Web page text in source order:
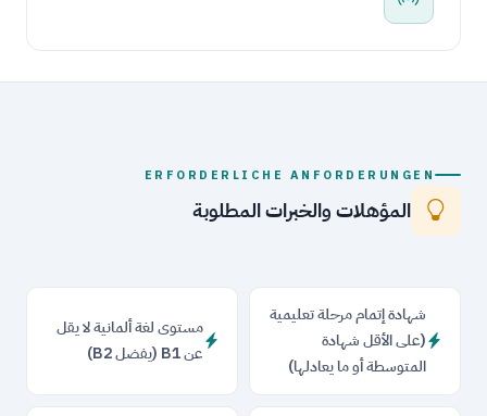
ERFORDERLICHE ANFORDERUNGEN
المؤهلات والخبرات المطلوبة
شهادة إتمام مرحلة تعليمية
(على الأقل شهادة
المتوسطة أو ما يعادلها)
مستوى لغة ألمانية لا يقل
عن B1 (يفضل B2)